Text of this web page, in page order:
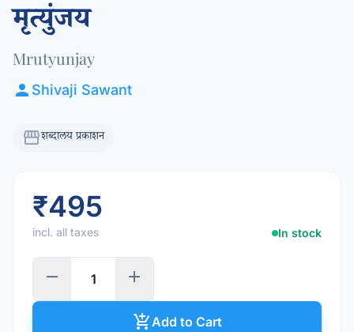
मृत्युंजय
Mrutyunjay
person Shivaji Sawant
storefrontशब्दालय प्रकाशन
₹495
incl. all taxes In stock
remove add
add_shopping_cartAdd to Cart